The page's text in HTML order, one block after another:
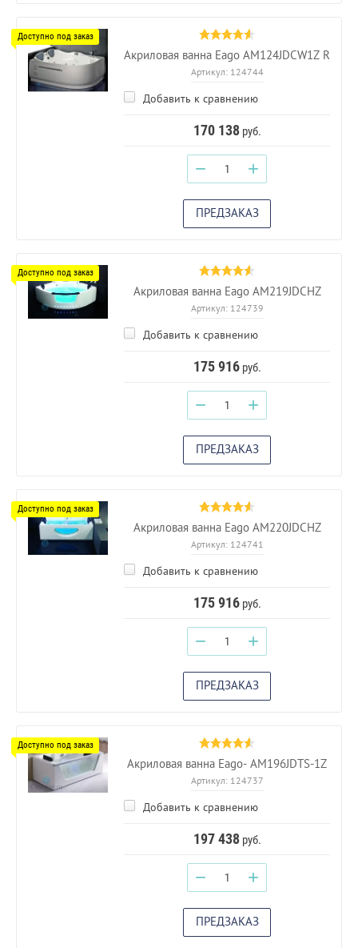
Акриловая ванна Eago AM124JDCW1Z R
Артикул:124744
Добавить к сравнению
170 138руб.
− +
ПРЕДЗАКАЗ
Акриловая ванна Eago AM219JDCHZ
Артикул:124739
Добавить к сравнению
175 916руб.
− +
ПРЕДЗАКАЗ
Акриловая ванна Eago AM220JDCHZ
Артикул:124741
Добавить к сравнению
175 916руб.
− +
ПРЕДЗАКАЗ
Акриловая ванна Eago- AM196JDTS-1Z
Артикул:124737
Добавить к сравнению
197 438руб.
− +
ПРЕДЗАКАЗ